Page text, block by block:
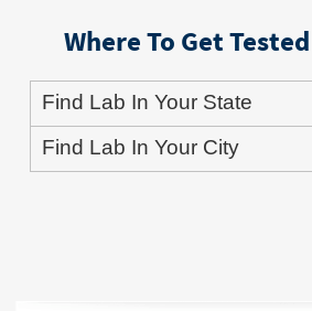
Where To Get
Find Lab In Your State
Find Lab In Your City